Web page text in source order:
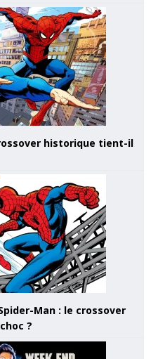
historique tient-il
Man : le crossover
?